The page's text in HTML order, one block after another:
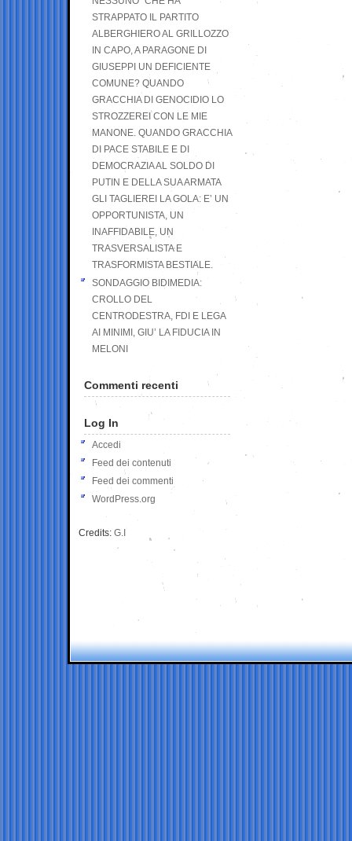
STRAPPATO IL PARTITO
ALBERGHIERO AL GRILLOZZO
IN CAPO, A PARAGONE DI
GIUSEPPI UN DEFICIENTE
COMUNE? QUANDO
GRACCHIA DI GENOCIDIO LO
STROZZEREI CON LE MIE
MANONE. QUANDO GRACCHIA
DI PACE STABILE E DI
DEMOCRAZIA AL SOLDO DI
PUTIN E DELLA SUA ARMATA
GLI TAGLIEREI LA GOLA: E’ UN
OPPORTUNISTA, UN
INAFFIDABILE, UN
TRASVERSALISTA E
TRASFORMISTA BESTIALE.
SONDAGGIO BIDIMEDIA:
CROLLO DEL
CENTRODESTRA, FDI E LEGA
AI MINIMI, GIU’ LA FIDUCIA IN
MELONI
Commenti recenti
Log In
Accedi
Feed dei contenuti
Feed dei commenti
WordPress.org
Credits: G.I